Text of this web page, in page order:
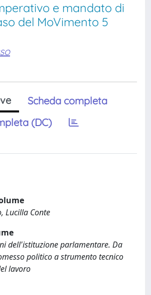
e mandato di
del MoVimento 5
Scheda completa
(DC)
Lucilla Conte
dell'istituzione parlamentare. Da
politico a strumento tecnico
lavoro